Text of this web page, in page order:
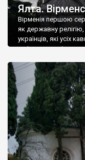
Ялта.
Вірменія першою
як державну
українців, які усіх
є відданими